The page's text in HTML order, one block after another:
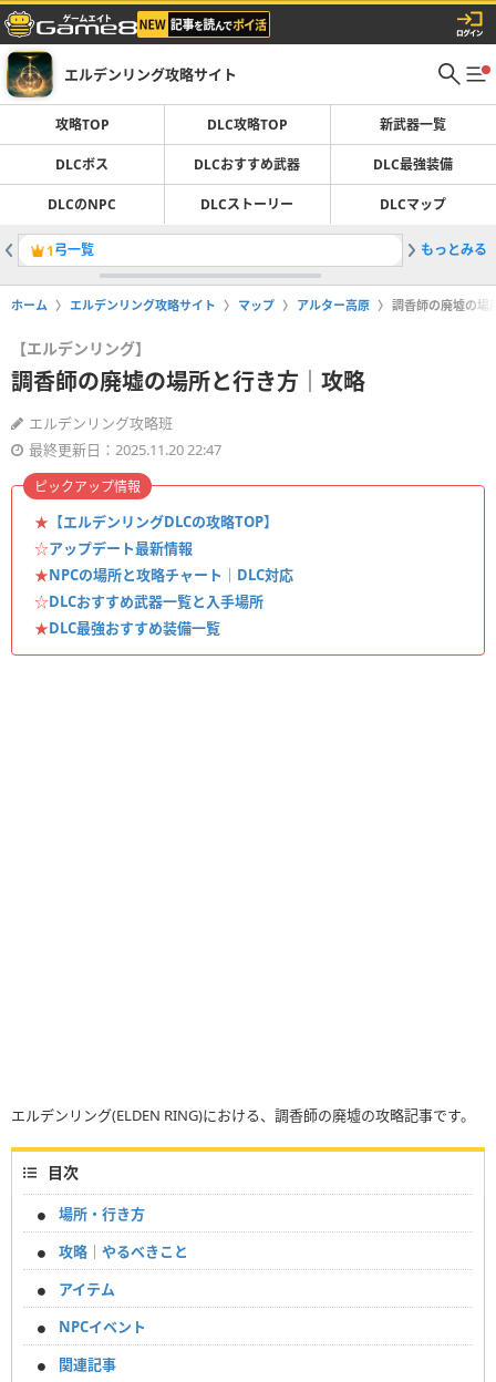
エルデンリング攻略サイト
攻略TOP DLC攻略TOP 新武器一覧
DLCボス DLCおすすめ武器 DLC最強装備
DLCのNPC DLCストーリー DLCマップ
1弓一覧 2技量戦
もっとみる
ホーム エルデンリング攻略サイト マップ アルター高原 調香師の廃墟の場
【エルデンリング】
調香師の廃墟の場所と行き方｜攻略
エルデンリング攻略班
最終更新日：2025.11.20 22:47
★ 【エルデンリングDLCの攻略TOP】
☆アップデート最新情報
★NPCの場所と攻略チャート｜DLC対応
☆DLCおすすめ武器一覧と入手場所
★DLC最強おすすめ装備一覧
ピックアップ情報
エルデンリング(ELDEN RING)における、調香師の廃墟の攻略記事です。
目次
場所・行き方
攻略｜やるべきこと
アイテム
NPCイベント
関連記事